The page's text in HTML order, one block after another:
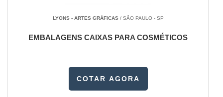
LYONS - ARTES GRÁFICAS/ SÃO PAULO - SP
EMBALAGENS CAIXAS PARA COSMÉTICOS
COTAR AGORA